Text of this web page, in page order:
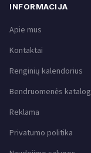
INFORMACIJA
Apie mus
Kontaktai
Renginių kalendorius
Bendruomenės
Reklama
Privatumo politika